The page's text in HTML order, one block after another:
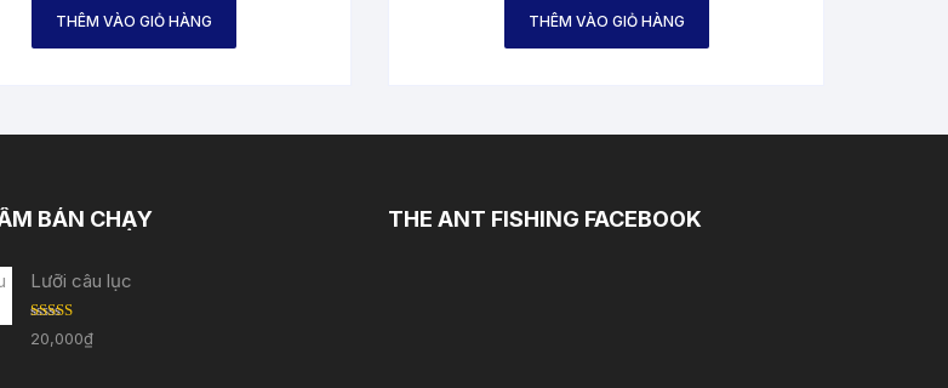
hạng
2.71
THÊM VÀO GIỎ HÀNG
hạng
2.31
THÊM VÀO GIỎ HÀNG
BÁN CHẠY
Lưỡi câu lục
Được
xếp
20,000₫
THE ANT FISHING FACEBOOK